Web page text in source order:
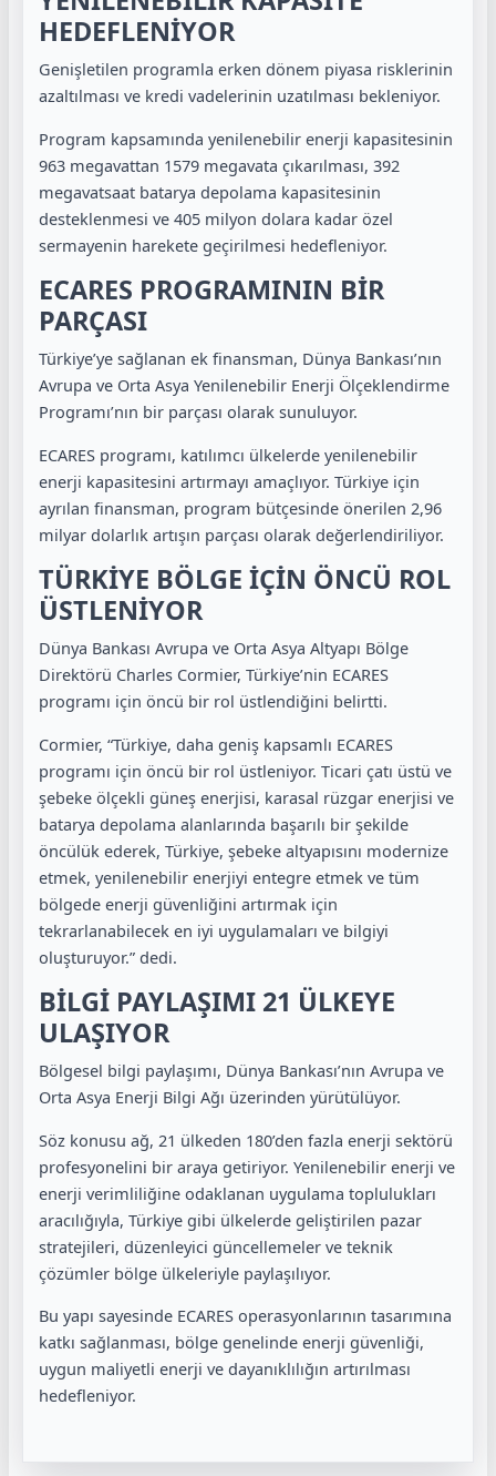
HEDEFLENİYOR
Genişletilen programla erken dönem piyasa risklerinin
azaltılması ve kredi vadelerinin uzatılması bekleniyor.
Program kapsamında yenilenebilir enerji kapasitesinin
963 megavattan 1579 megavata çıkarılması, 392
megavatsaat batarya depolama kapasitesinin
desteklenmesi ve 405 milyon dolara kadar özel
sermayenin harekete geçirilmesi hedefleniyor.
ECARES PROGRAMININ BİR
PARÇASI
Türkiye’ye sağlanan ek finansman, Dünya Bankası’nın
Avrupa ve Orta Asya Yenilenebilir Enerji Ölçeklendirme
Programı’nın bir parçası olarak sunuluyor.
ECARES programı, katılımcı ülkelerde yenilenebilir
enerji kapasitesini artırmayı amaçlıyor. Türkiye için
ayrılan finansman, program bütçesinde önerilen 2,96
milyar dolarlık artışın parçası olarak değerlendiriliyor.
TÜRKİYE BÖLGE İÇİN ÖNCÜ ROL
ÜSTLENİYOR
Dünya Bankası Avrupa ve Orta Asya Altyapı Bölge
Direktörü Charles Cormier, Türkiye’nin ECARES
programı için öncü bir rol üstlendiğini belirtti.
Cormier, “Türkiye, daha geniş kapsamlı ECARES
programı için öncü bir rol üstleniyor. Ticari çatı üstü ve
şebeke ölçekli güneş enerjisi, karasal rüzgar enerjisi ve
batarya depolama alanlarında başarılı bir şekilde
öncülük ederek, Türkiye, şebeke altyapısını modernize
etmek, yenilenebilir enerjiyi entegre etmek ve tüm
bölgede enerji güvenliğini artırmak için
tekrarlanabilecek en iyi uygulamaları ve bilgiyi
oluşturuyor.” dedi.
BİLGİ PAYLAŞIMI 21 ÜLKEYE
ULAŞIYOR
Bölgesel bilgi paylaşımı, Dünya Bankası’nın Avrupa ve
Orta Asya Enerji Bilgi Ağı üzerinden yürütülüyor.
Söz konusu ağ, 21 ülkeden 180’den fazla enerji sektörü
profesyonelini bir araya getiriyor. Yenilenebilir enerji ve
enerji verimliliğine odaklanan uygulama toplulukları
aracılığıyla, Türkiye gibi ülkelerde geliştirilen pazar
stratejileri, düzenleyici güncellemeler ve teknik
çözümler bölge ülkeleriyle paylaşılıyor.
Bu yapı sayesinde ECARES operasyonlarının tasarımına
katkı sağlanması, bölge genelinde enerji güvenliği,
uygun maliyetli enerji ve dayanıklılığın artırılması
hedefleniyor.